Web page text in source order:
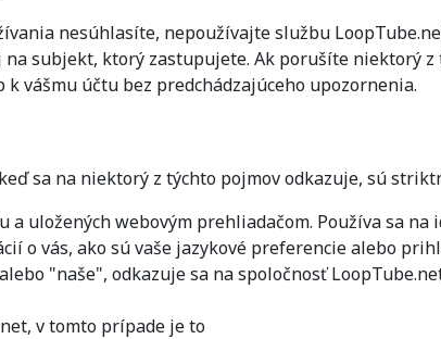
nesúhlasíte, nepoužívajte službu
subjekt, ktorý zastupujete. Ak porušíte niektorý z
vášmu účtu bez predchádzajúceho upozornenia.
sa na niektorý z týchto pojmov odkazuje, sú
uložených webovým prehliadačom. Používa sa
o vás, ako sú vaše jazykové preferencie alebo
"naše", odkazuje sa na spoločnosť
v tomto prípade je to